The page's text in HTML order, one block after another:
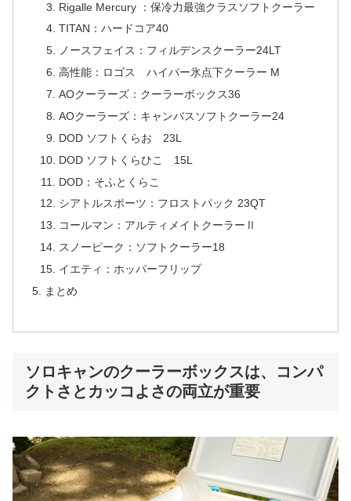
Rigalle Mercury ：保冷力最強クラスソフトクーラー
TITAN：ハードコア40
ノースフェイス：フィルデンスクーラー24LT
高性能：ロゴス ハイパー氷点下クーラー M
AOクーラーズ：クーラーボックス36
AOクーラーズ：キャンバスソフトクーラー24
DOD ソフトくらお 23L
DOD ソフトくらひこ 15L
DOD：そふとくらこ
シアトルスポーツ：フロストパック 23QT
コールマン：アルティメイトクーラーⅡ
スノーピーク：ソフトクーラー18
イエティ：ホッパーフリップ
まとめ
ソロキャンのクーラーボックスは、コンパ
クトさとカッコよさの両立が重要